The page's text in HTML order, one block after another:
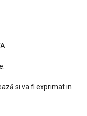
si va fi exprimat in